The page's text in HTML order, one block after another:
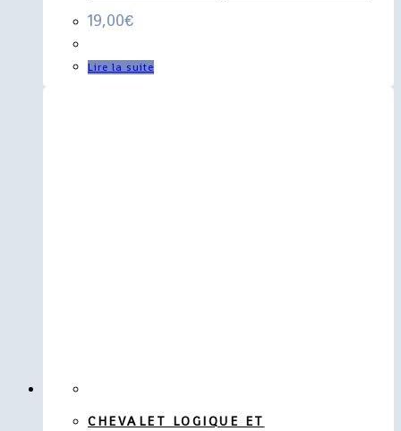
19,00€
Lire la suite
CHEVALET LOGIQUE ET